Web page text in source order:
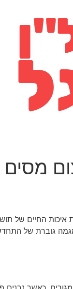
מסים
החיים של
מגמה גוברת של